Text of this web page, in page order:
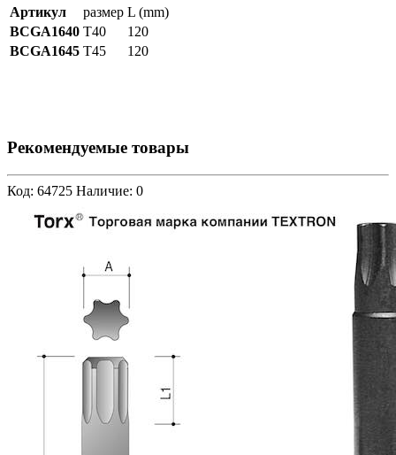
Артикул размер L (mm)
BCGA1640 T40
120
BCGA1645 T45 120
Рекомендуемые товары
Код: 64725 Наличие: 0